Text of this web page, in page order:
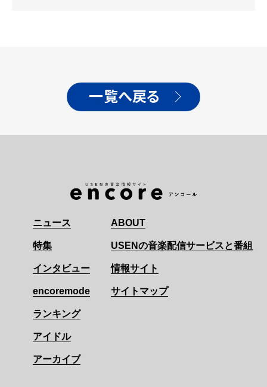
一覧へ戻る
ニュース
特集
インタビュー
encoremode
ランキング
アイドル
アーカイブ
ABOUT
USENの音楽配信サービスと番組
情報サイト
サイトマップ